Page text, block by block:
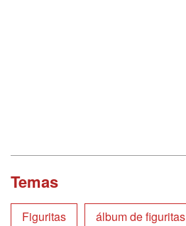
Temas
Figuritas álbum de figuritas